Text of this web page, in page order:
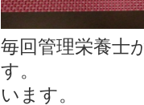
毎回管理栄養士
す。 今
います。